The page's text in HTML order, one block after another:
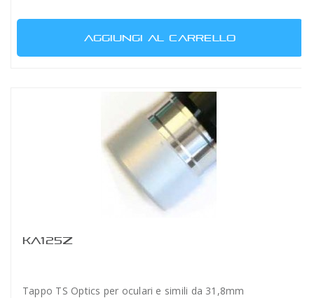
AGGIUNGI AL CARRELLO
KA125Z
Tappo TS Optics per oculari e simili da 31,8mm